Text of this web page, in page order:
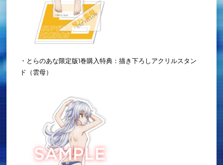
・とらのあな限定版1巻購入特典：描き下ろしアクリルスタン
ド（雲母）